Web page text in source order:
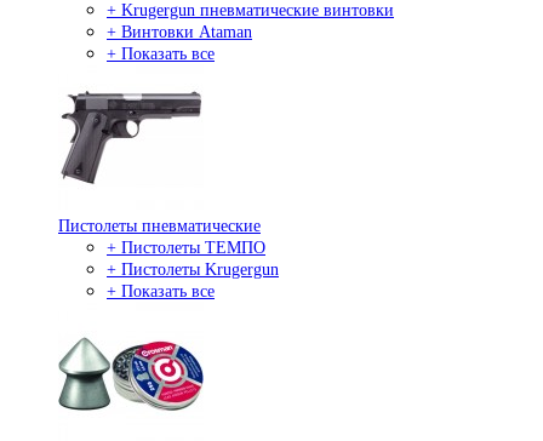
+ Krugergun пневматические винтовки
+ Винтовки Ataman
+ Показать все
Пистолеты пневматические
+ Пистолеты ТЕМПО
+ Пистолеты Krugergun
+ Показать все